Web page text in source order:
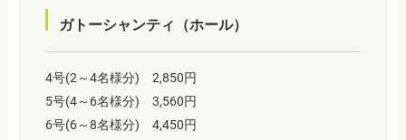
ガトーシャンティ（ホール）
4号(2～4名様分) 2,850円
5号(4～6名様分) 3,560円
6号(6～8名様分) 4,450円